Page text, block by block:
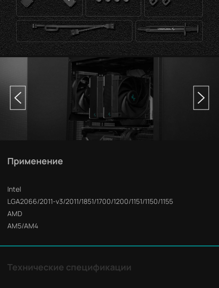
Применение
Intel
LGA2066/2011-v3/2011/1851/1700/1200/1151/1150/1155
AMD
AM5/AM4
Технические спецификации